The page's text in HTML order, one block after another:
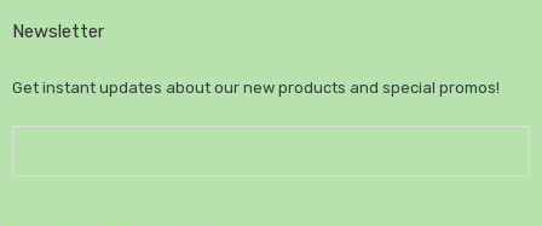
Newsletter
Get instant updates about our new products and special promos!